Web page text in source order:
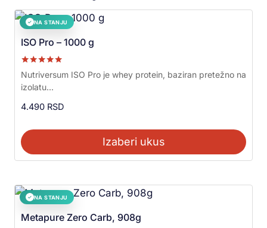
✓ NA STANJU
ISO Pro – 1000 g
Ocenjeno sa
5.00
od 5
Nutriversum ISO Pro je whey protein, baziran pretežno na
izolatu...
4.490 RSD
Izaberi ukus
✓ NA STANJU
Metapure Zero Carb, 908g